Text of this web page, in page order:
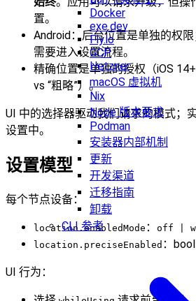
Docker
exe.dev
Fly.io
GCP
Hetzner
macOS 虚拟机
Nix
Node 版本要求
Podman
安装器内部机制
更新
开发渠道
迁移指南
卸载
CLI 参考
置。
Android：后台位置是单独的权
需要进入设置流程。
精确位置是单独的授权（iOS 14+
vs “粗略”）。
UI 中的选择器驱动我们请求的模式；
设置中。
设置模型
每个节点设备：
location.enabledMode ：
off |
location.preciseEnabled ：bool
UI 行为：